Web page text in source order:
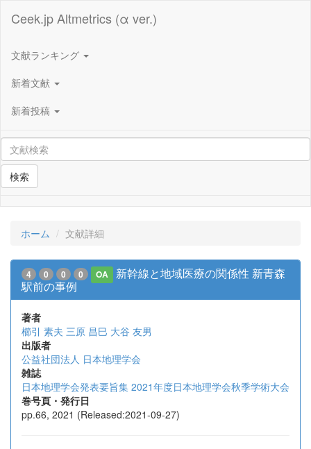
Ceek.jp Altmetrics (α ver.)
文献ランキング
新着文献
新着投稿
検索
ホーム 文献詳細
4 0 0 0 OA
新幹線と地域医療の関係性 新青森
駅前の事例
著者
櫛引 素夫 三原 昌巳 大谷 友男
出版者
公益社団法人 日本地理学会
雑誌
日本地理学会発表要旨集 2021年度日本地理学会秋季学術大会
巻号頁・発行日
pp.66, 2021 (Released:2021-09-27)